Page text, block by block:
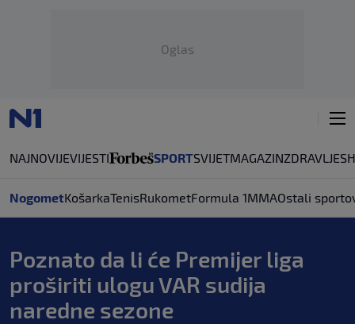
Oglas
NAJNOVIJEVIJESTI SPORTSVIJETMAGAZINZDRAVLJE
NogometKošarkaTenisRukometFormula 1MMAOstali
Poznato da li će Premijer liga
proširiti ulogu VAR sudija
naredne sezone